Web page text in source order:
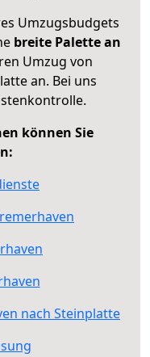
Umzugsbudgets
breite Palette an
Umzug von
an. Bei uns
können Sie
nach Steinplatte